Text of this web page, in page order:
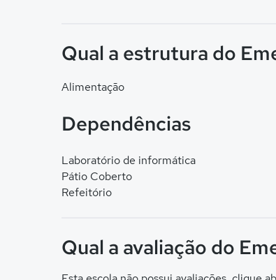
Qual a estrutura do
Alimentação
Dependências
Laboratório de informática
Pátio Coberto
Refeitório
Qual a avaliação do